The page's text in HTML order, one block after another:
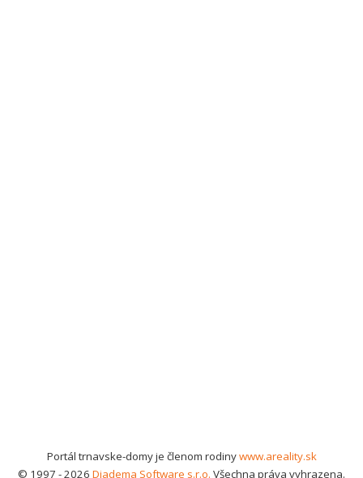
Portál trnavske-domy je členom rodinywww.areality.sk
© 1997 - 2026 Diadema Software s.r.o. Všechna práva vyhrazena.